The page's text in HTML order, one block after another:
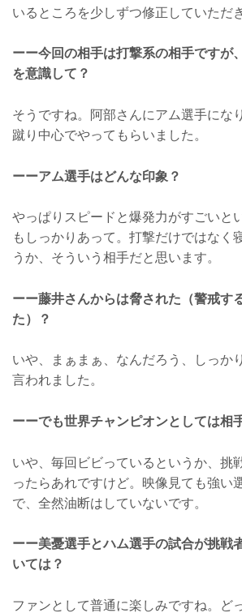
いるところを少しずつ修正していただ
ーー今回の相手は打撃系の相手ですが
を意識して？
そうですね。阿部さんにアム選手にな
蹴り中心でやってもらいました。
ーーアム選手はどんな印象？
やっぱりスピードと爆発力がすごいと
もしっかりあって。打撃だけではなく
うか、そういう相手だと思います。
ーー藤井さんからは脅された（警戒す
た）？
いや、まぁまぁ、なんだろう、しっか
言われました。
ーーでも世界チャンピオンとしては相
いや、毎回ビビっているというか、挑
ったらあれですけど。映像見ても強い
で、全然油断はしていないです。
ーー美憂選手とハム選手の試合が挑戦
いては？
ファンとして普通に楽しみですね。ど